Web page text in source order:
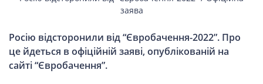
КАЛЕНДАР УГКЦ/РКЦ
заява
Росію відсторонили від “Євробачення-2022”. Про
це йдеться в офіційній заяві, опублікованій на
сайті “Євробачення”.